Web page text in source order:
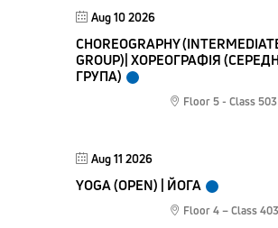
Aug 10 2026
CHOREOGRAPHY
GROUP)| ХОРЕОГРАФІЯ
ГРУПА)
Floor 5 - Class 503
Aug 11 2026
YOGA (OPEN) | ЙОГА
Floor 4 – Class